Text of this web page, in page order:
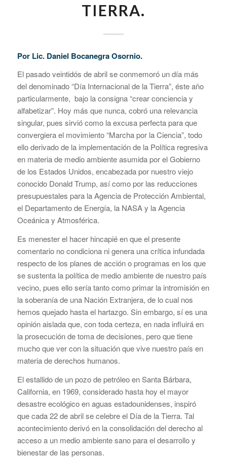
TIERRA.
Por Lic. Daniel Bocanegra Osornio.
El pasado veintidós de abril se conmemoró un día más
del denominado “Día Internacional de la Tierra”, éste año
particularmente, bajo la consigna “crear conciencia y
alfabetizar”. Hoy más que nunca, cobró una relevancia
singular, pues sirvió como la excusa perfecta para que
convergiera el movimiento “Marcha por la Ciencia”, todo
ello derivado de la implementación de la Política regresiva
en materia de medio ambiente asumida por el Gobierno
de los Estados Unidos, encabezada por nuestro viejo
conocido Donald Trump, así como por las reducciones
presupuestales para la Agencia de Protección Ambiental,
el Departamento de Energía, la NASA y la Agencia
Oceánica y Atmosférica.
Es menester el hacer hincapié en que el presente
comentario no condiciona ni genera una crítica infundada
respecto de los planes de acción o programas en los que
se sustenta la política de medio ambiente de nuestro país
vecino, pues ello sería tanto como primar la intromisión en
la soberanía de una Nación Extranjera, de lo cual nos
hemos quejado hasta el hartazgo. Sin embargo, sí es una
opinión aislada que, con toda certeza, en nada influirá en
la prosecución de toma de decisiones, pero que tiene
mucho que ver con la situación que vive nuestro país en
materia de derechos humanos.
El estallido de un pozo de petróleo en Santa Bárbara,
California, en 1969, considerado hasta hoy el mayor
desastre ecológico en aguas estadounidenses, inspiró
que cada 22 de abril se celebre el Día de la Tierra. Tal
acontecimiento derivó en la consolidación del derecho al
acceso a un medio ambiente sano para el desarrollo y
bienestar de las personas.